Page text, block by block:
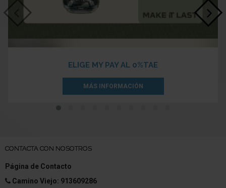
ELIGE MY PAY AL 0%TAE
MÁS INFORMACIÓN
CONTACTA CON NOSOTROS
Página de Contacto
Camino Viejo: 913609286